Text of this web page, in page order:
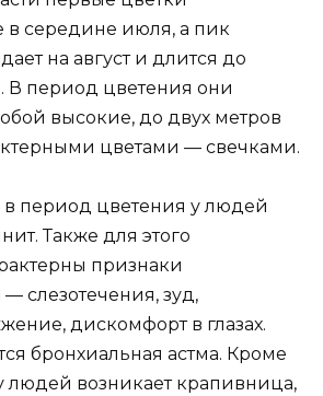
в середине июля, а пик
на август и длится до
В период цветения они
высокие, до двух метров
цветами — свечками.
в период цветения у людей
Также для этого
признаки
слезотечения, зуд,
дискомфорт в глазах.
бронхиальная астма. Кроме
людей возникает крапивница,